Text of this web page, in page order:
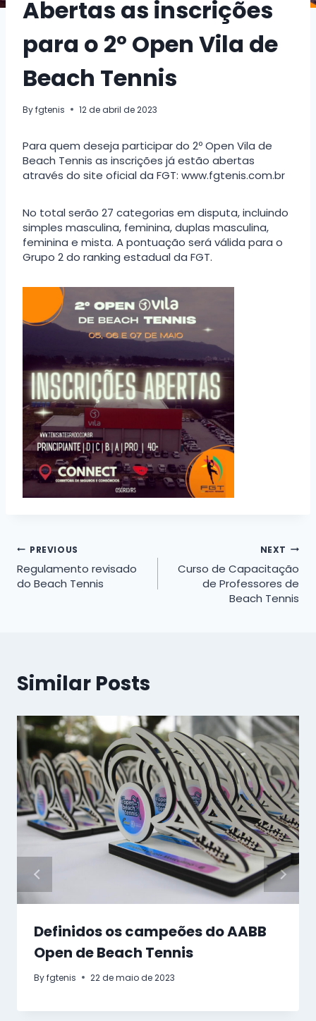
Abertas as inscrições
para o 2º Open Vila de
Beach Tennis
Byfgtenis 12 de abril de 2023
Para quem deseja participar do 2º Open Vila de
Beach Tennis as inscrições já estão abertas
através do site oficial da FGT: www.fgtenis.com.br
No total serão 27 categorias em disputa, incluindo
simples masculina, feminina, duplas masculina,
feminina e mista. A pontuação será válida para o
Grupo 2 do ranking estadual da FGT.
Navegação
de
PREVIOUS
Regulamento revisado
do Beach Tennis
NEXT
Curso de Capacitação
de Professores de
Beach Tennis
Similar Posts
Definidos os campeões do AABB
Open de Beach Tennis
Byfgtenis 22 de maio de 2023